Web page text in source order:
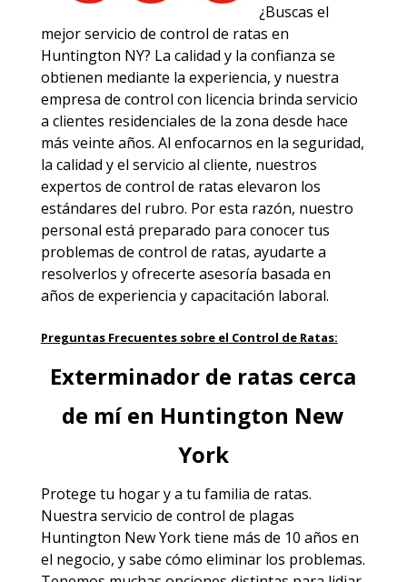
¿Buscas el
mejor servicio de control de ratas en
Huntington NY? La calidad y la confianza se
obtienen mediante la experiencia, y nuestra
empresa de control con licencia brinda servicio
a clientes residenciales de la zona desde hace
más veinte años. Al enfocarnos en la seguridad,
la calidad y el servicio al cliente, nuestros
expertos de control de ratas elevaron los
estándares del rubro. Por esta razón, nuestro
personal está preparado para conocer tus
problemas de control de ratas, ayudarte a
resolverlos y ofrecerte asesoría basada en
años de experiencia y capacitación laboral.
Preguntas Frecuentes sobre el Control de Ratas:
Exterminador de ratas cerca
de mí en Huntington New
York
Protege tu hogar y a tu familia de ratas.
Nuestra servicio de control de plagas
Huntington New Yorktiene más de 10 años en
el negocio, y sabe cómo eliminar los problemas.